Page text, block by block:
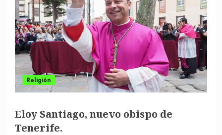
Religión
Eloy Santiago, nuevo obispo de
Tenerife.